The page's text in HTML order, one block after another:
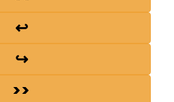
↩
↪
>>